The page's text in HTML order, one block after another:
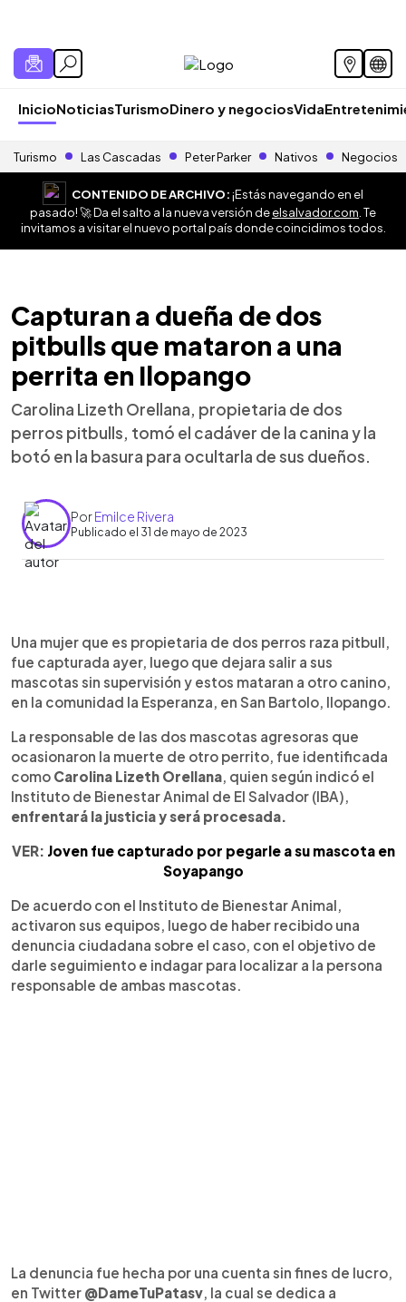
InicioNoticiasTurismoDinero y negociosVida
Turismo Las Cascadas Peter Parker Nativos Negocios
CONTENIDO DE ARCHIVO:¡Estás navegando en el
pasado! 🚀 Da el salto a la nueva versión deelsalvador.com . Te
invitamos a visitar el nuevo portal país donde coincidimos todos.
Capturan a dueña de dos
pitbulls que mataron a una
perrita en Ilopango
Carolina Lizeth Orellana, propietaria de dos
perros pitbulls, tomó el cadáver de la canina y la
botó en la basura para ocultarla de sus dueños.
PorEmilce Rivera
Publicado el 31 de mayo de 2023
► Escuchar artículo
Una mujer que es propietaria de dos perros raza pitbull,
fue capturada ayer, luego que dejara salir a sus
mascotas sin supervisión y estos mataran a otro canino,
en la comunidad la Esperanza, en San Bartolo, Ilopango.
La responsable de las dos mascotas agresoras que
ocasionaron la muerte de otro perrito, fue identificada
como Carolina Lizeth Orellana, quien según indicó el
Instituto de Bienestar Animal de El Salvador (IBA),
enfrentará la justicia y será procesada.
VER: Joven fue capturado por pegarle a su mascota en
Soyapango
De acuerdo con el Instituto de Bienestar Animal,
activaron sus equipos, luego de haber recibido una
denuncia ciudadana sobre el caso, con el objetivo de
darle seguimiento e indagar para localizar a la persona
responsable de ambas mascotas.
La denuncia fue hecha por una cuenta sin fines de lucro,
en Twitter @DameTuPatasv, la cual se dedica a